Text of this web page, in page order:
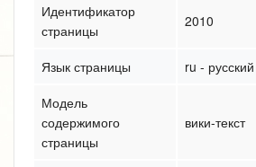
Идентификатор
страницы
2010
Язык страницы
ru - русский
Модель
содержимого
страницы
вики-текст